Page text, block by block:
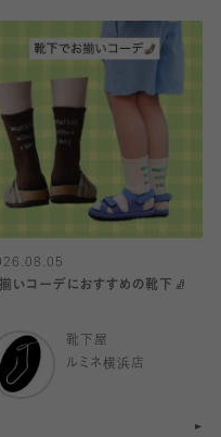
いコーデにおすすめの靴下🧦
靴下屋
ルミネ横浜店